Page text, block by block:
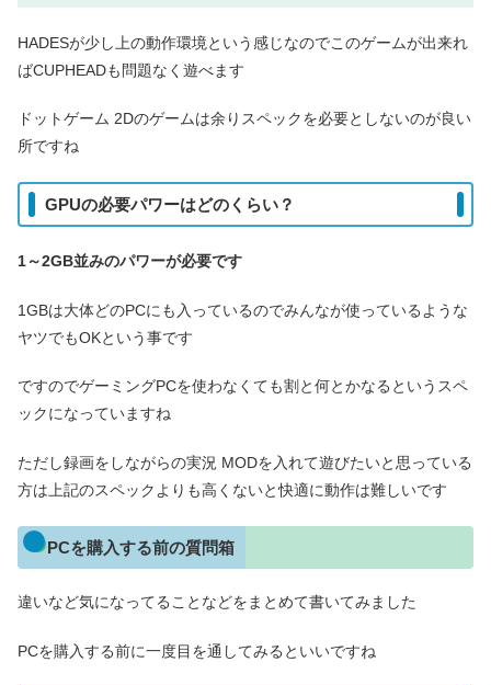
HADESが少し上の動作環境という感じなのでこのゲームが出来れ
ばCUPHEADも問題なく遊べます
ドットゲーム 2Dのゲームは余りスペックを必要としないのが良い
所ですね
GPUの必要パワーはどのくらい？
1～2GB並みのパワーが必要です
1GBは大体どのPCにも入っているのでみんなが使っているような
ヤツでもOKという事です
ですのでゲーミングPCを使わなくても割と何とかなるというスペ
ックになっていますね
ただし録画をしながらの実況 MODを入れて遊びたいと思っている
方は上記のスペックよりも高くないと快適に動作は難しいです
PCを購入する前の質問箱
違いなど気になってることなどをまとめて書いてみました
PCを購入する前に一度目を通してみるといいですね